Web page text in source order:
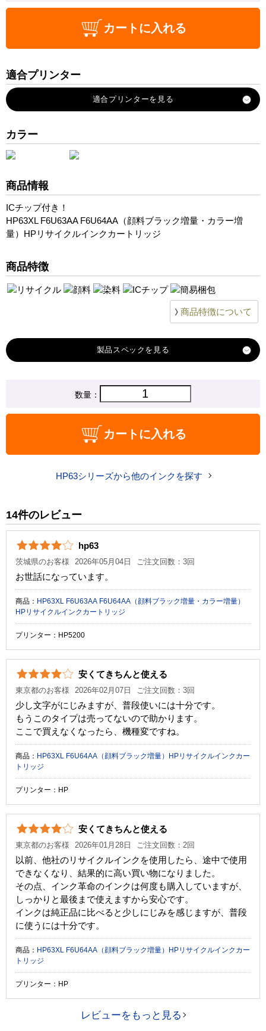
カートに入れる
適合プリンター
Officejet-4650
Officejet-3830
Officejet-5220
カラー
商品情報
ICチップ付き！
HP63XL F6U63AA F6U64AA（顔料ブラック増量・カラー増
量）HPリサイクルインクカートリッジ
商品特徴
商品特徴について
製品スペック
HP63XLBK（F6U64AA） 増量
4,010 円
カラー ブラック 3
顔料・染料
ICチップ
製品タイプ リサイクルインク
数量：
カートに入れる
HP63シリーズから他のインクを探す
14件のレビュー
hp63
茨城県のお客様 2026年05月04日 ご注文回数：3回
お世話になっています。
商品： HP63XL F6U63AA F6U64AA（顔料ブラック増量・カラー増量）
HPリサイクルインクカートリッジ
プリンター：HP5200
安くてきちんと使える
東京都のお客様 2026年02月07日 ご注文回数：3回
少し文字がにじみますが、普段使いには十分です。
もうこのタイプは売ってないので助かります。
ここで買えなくなったら、機種変ですね。
商品： HP63XL F6U64AA（顔料ブラック増量）HPリサイクルインクカー
トリッジ
プリンター：HP
安くてきちんと使える
東京都のお客様 2026年01月28日 ご注文回数：2回
以前、他社のリサイクルインクを使用したら、途中で使用
できなくなり、結果的に高い買い物になりました。
その点、インク革命のインクは何度も購入していますが、
しっかりと最後まで使えますから安心です。
インクは純正品に比べると少しにじみを感じますが、普段
に使うには十分です。
商品： HP63XL F6U64AA（顔料ブラック増量）HPリサイクルインクカー
トリッジ
プリンター：HP
レビューをもっと見る